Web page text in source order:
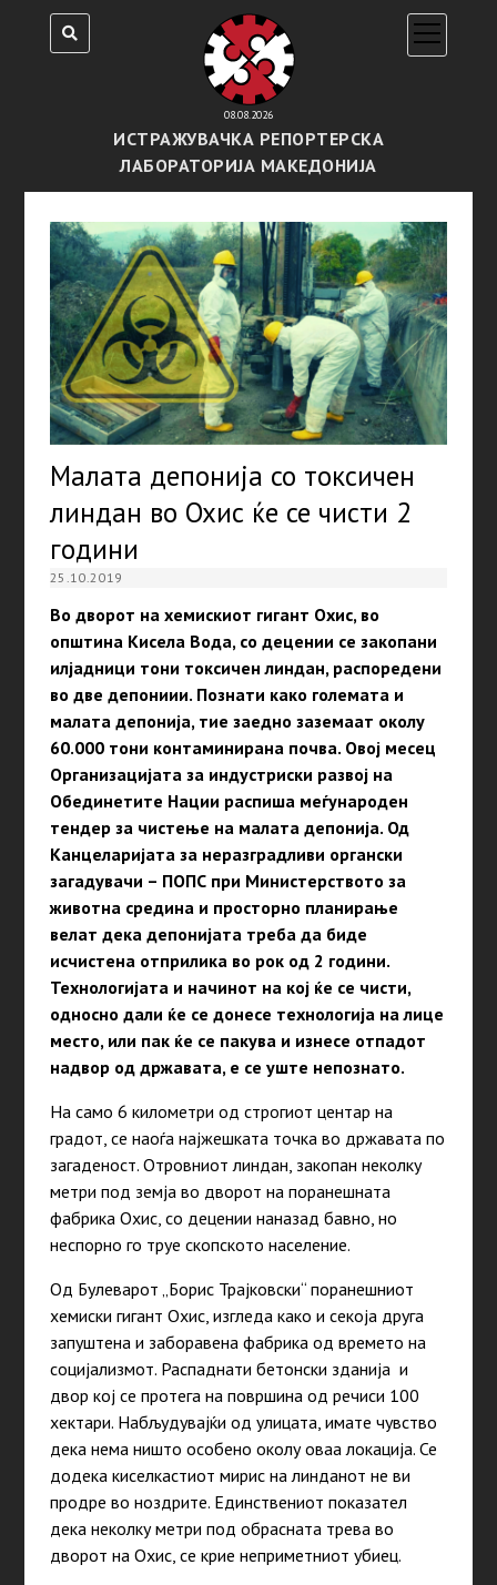
08.08.2026
ИСТРАЖУВАЧКА РЕПОРТЕРСКА
ЛАБОРАТОРИЈА МАКЕДОНИЈА
open
menu
Малата депонија со токсичен
линдан во Охис ќе се чисти 2
години
25.10.2019
Во дворот на хемискиот гигант Охис, во
општина Кисела Вода, со децении се закопани
илјадници тони токсичен линдан, распоредени
во две депониии. Познати како големата и
малата депонија, тие заедно заземаат околу
60.000 тони контаминирана почва. Овој месец
Организацијата за индустриски развој на
Обединетите Нации распиша меѓународен
тендер за чистење на малата депонија. Од
Канцеларијата за неразградливи органски
загадувачи – ПОПС при Министерството за
животна средина и просторно планирање
велат дека депонијата треба да биде
исчистена отприлика во рок од 2 години.
Технологијата и начинот на кој ќе се чисти,
односно дали ќе се донесе технологија на лице
место, или пак ќе се пакува и изнесе отпадот
надвор од државата, е се уште непознато.
На само 6 километри од строгиот центар на
градот, се наоѓа најжешката точка во државата по
загаденост. Отровниот линдан, закопан неколку
метри под земја во дворот на поранешната
фабрика Охис, со децении наназад бавно, но
неспорно го труе скопското население.
Од Булеварот „Борис Трајковски“ поранешниот
хемиски гигант Охис, изгледа како и секоја друга
запуштена и заборавена фабрика од времето на
социјализмот. Распаднати бетонски зданија и
двор кој се протега на површина од речиси 100
хектари. Набљудувајќи од улицата, имате чувство
дека нема ништо особено околу оваа локација. Се
додека киселкастиот мирис на линданот не ви
продре во ноздрите. Единствениот показател
дека неколку метри под обрасната трева во
дворот на Охис, се крие неприметниот убиец.